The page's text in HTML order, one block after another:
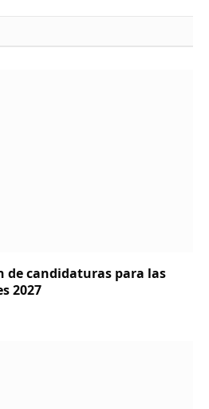
de candidaturas para las
2027